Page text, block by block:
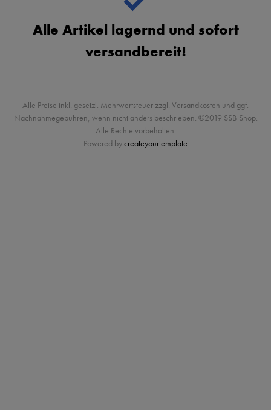
Alle Artikel lagernd und sofort
versandbereit!
Alle Preise inkl. gesetzl. Mehrwertsteuer zzgl. Versandkosten und ggf.
Nachnahmegebühren, wenn nicht anders beschrieben. ©2019 SSB-Shop.
Alle Rechte vorbehalten.
Powered bycreateyourtemplate